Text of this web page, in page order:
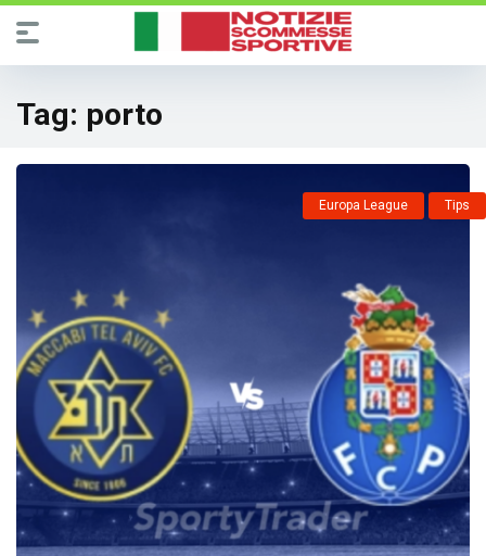
Tag: porto
Europa League Tips